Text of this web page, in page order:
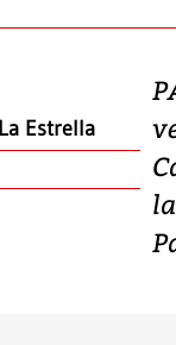
Estrella